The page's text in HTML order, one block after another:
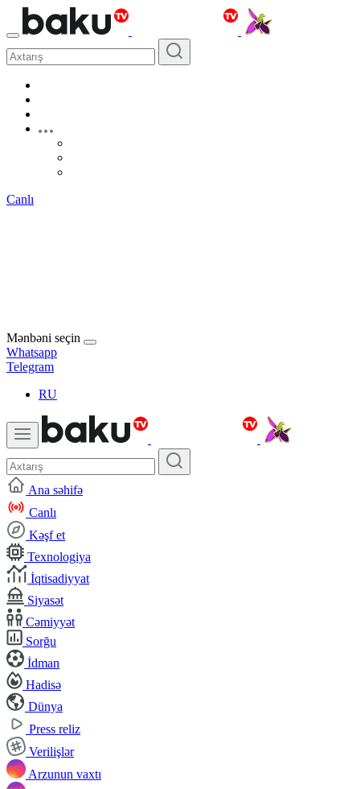
Canlı
Mənbəni seçin
Whatsapp
Telegram
RU
Ana səhifə
Canlı
Kəşf et
Texnologiya
İqtisadiyyat
Siyasət
Cəmiyyət
Sorğu
İdman
Hadisə
Dünya
Press reliz
Verilişlər
Arzunun vaxtı